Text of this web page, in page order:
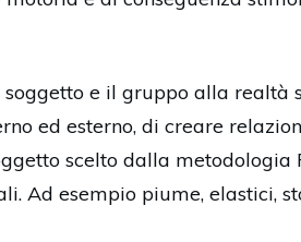
e il gruppo alla realtà
ed esterno, di creare
scelto dalla metodologia
Ad esempio piume, elastici,